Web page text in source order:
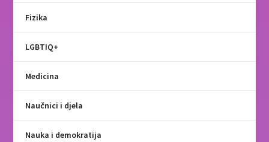
Fizika
LGBTIQ+
Medicina
Naučnici i djela
Nauka i demokratija